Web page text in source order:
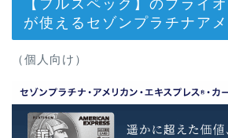
が使えるセゾンプラチナア
（個人向け）